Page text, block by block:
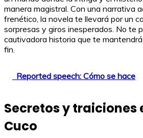
manera magistral. Con una narrativa
frenético, la novela te llevará por un
sorpresas y giros inesperados. No te
cautivadora historia que te
fin.
Reported speech: Cómo se hace
Secretos y traiciones
Cuco